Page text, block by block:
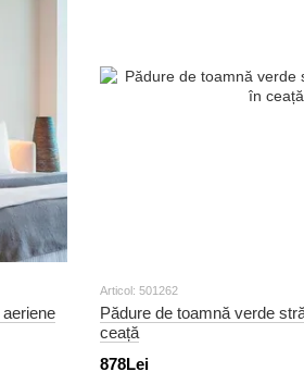
Articol: 501262
Pădure de toamnă verde
ceață
878Lei